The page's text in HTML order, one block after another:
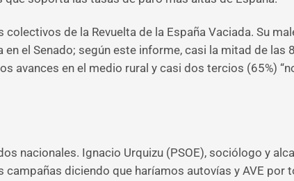
de la Revuelta de la España Vaciada. Su
el Senado; según este informe, casi la mitad de las
avances en el medio rural y casi dos tercios (65%)
nacionales. Ignacio Urquizu (PSOE), sociólogo y
diciendo que haríamos autovías y AVE por